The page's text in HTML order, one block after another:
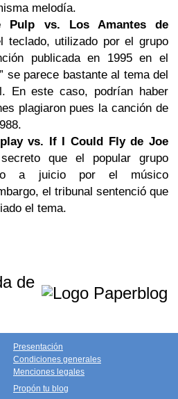
melodía.
Pulp vs. Los Amantes de
teclado, utilizado por el grupo
publicada en 1995 en el
se parece bastante al tema del
En este caso, podrían haber
plagiaron pues la canción de
vs. If I Could Fly de Joe
que el popular grupo
a juicio por el músico
el tribunal sentenció que
el tema.
de
Presentación
Condiciones generales
Menciones legales
Propón tu blog